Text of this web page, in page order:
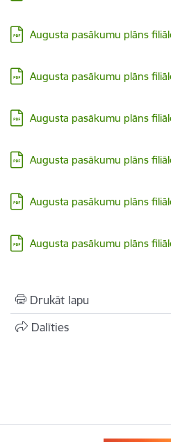
Lejupielādēt:
Augusta pasākumu plāns
Lejupielādēt:
Augusta pasākumu plāns
Lejupielādēt:
Augusta pasākumu plāns
Lejupielādēt:
Augusta pasākumu plāns
Lejupielādēt:
Augusta pasākumu plāns
Lejupielādēt:
Augusta pasākumu plāns
Drukāt lapu
Dalīties